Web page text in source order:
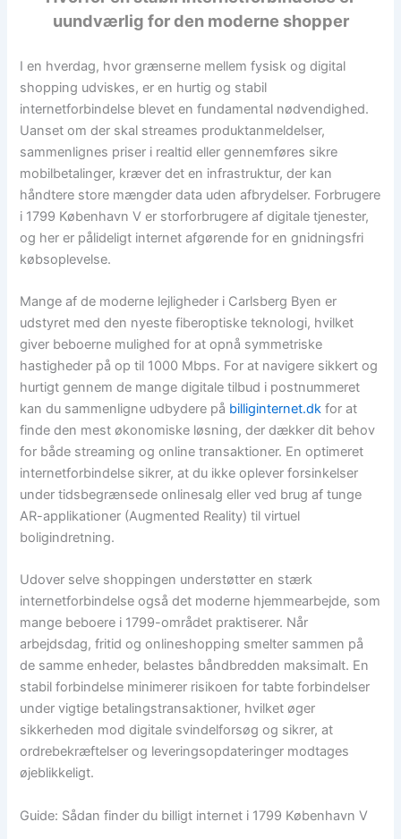
uundværlig for den moderne shopper
I en hverdag, hvor grænserne mellem fysisk og digital
shopping udviskes, er en hurtig og stabil
internetforbindelse blevet en fundamental nødvendighed.
Uanset om der skal streames produktanmeldelser,
sammenlignes priser i realtid eller gennemføres sikre
mobilbetalinger, kræver det en infrastruktur, der kan
håndtere store mængder data uden afbrydelser. Forbrugere
i 1799 København V er storforbrugere af digitale tjenester,
og her er pålideligt internet afgørende for en gnidningsfri
købsoplevelse.
Mange af de moderne lejligheder i Carlsberg Byen er
udstyret med den nyeste fiberoptiske teknologi, hvilket
giver beboerne mulighed for at opnå symmetriske
hastigheder på op til 1000 Mbps. For at navigere sikkert og
hurtigt gennem de mange digitale tilbud i postnummeret
kan du sammenligne udbydere på billiginternet.dk for at
finde den mest økonomiske løsning, der dækker dit behov
for både streaming og online transaktioner. En optimeret
internetforbindelse sikrer, at du ikke oplever forsinkelser
under tidsbegrænsede onlinesalg eller ved brug af tunge
AR-applikationer (Augmented Reality) til virtuel
boligindretning.
Udover selve shoppingen understøtter en stærk
internetforbindelse også det moderne hjemmearbejde, som
mange beboere i 1799-området praktiserer. Når
arbejdsdag, fritid og onlineshopping smelter sammen på
de samme enheder, belastes båndbredden maksimalt. En
stabil forbindelse minimerer risikoen for tabte forbindelser
under vigtige betalingstransaktioner, hvilket øger
sikkerheden mod digitale svindelforsøg og sikrer, at
ordrebekræftelser og leveringsopdateringer modtages
øjeblikkeligt.
Guide: Sådan finder du billigt internet i 1799 København V